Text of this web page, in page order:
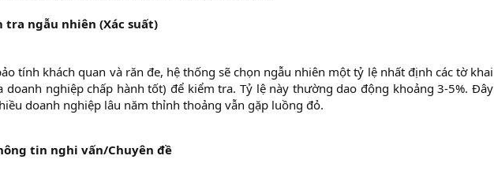
tra ngẫu nhiên (Xác suất)
tính khách quan và răn đe, hệ thống sẽ chọn ngẫu nhiên một tỷ lệ nhất định các tờ khai
doanh nghiệp chấp hành tốt) để kiểm tra. Tỷ lệ này thường dao động khoảng 3-5%. Đây
doanh nghiệp lâu năm thỉnh thoảng vẫn gặp luồng đỏ.
tin nghi vấn/Chuyên đề